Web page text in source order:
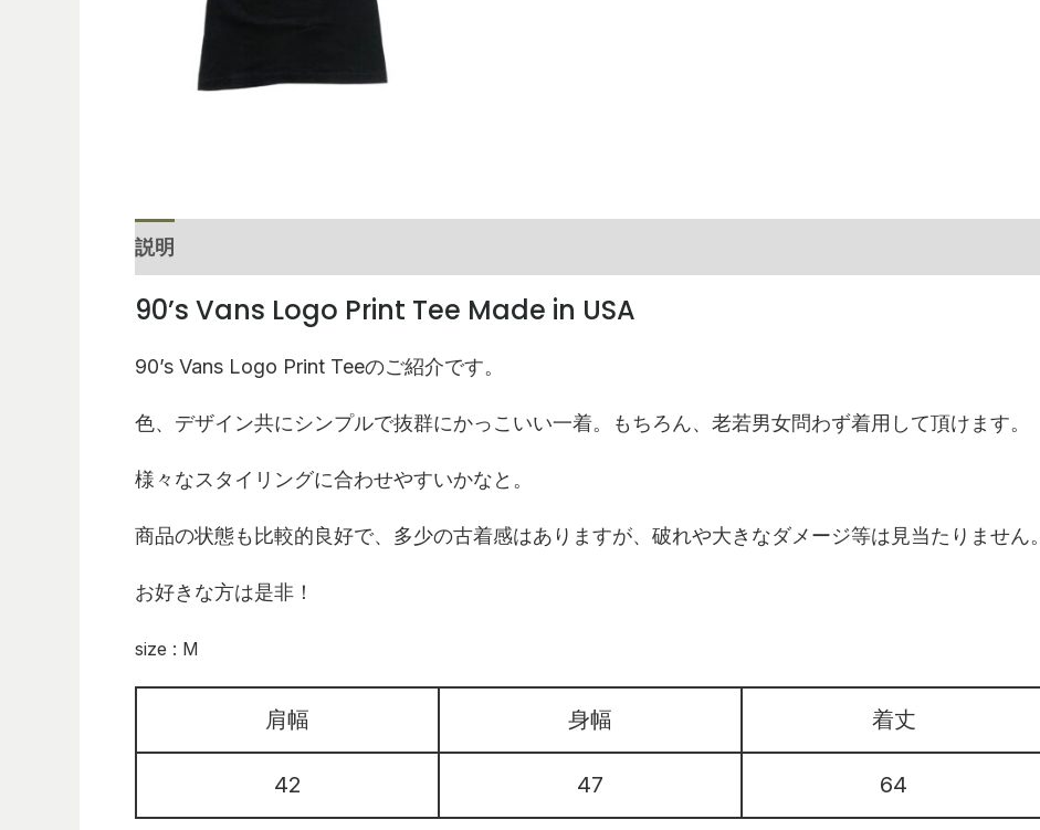
説明
90’s Vans Logo Print Tee Made in USA
90’s Vans Logo Print Teeのご紹介です。
色、デザイン共にシンプルで抜群にかっこいい一着。もちろん、老若男女問わず着用して頂けます。
様々なスタイリングに合わせやすいかなと。
商品の状態も比較的良好で、多少の古着感はありますが、破れや大きなダメージ等は見当たりません。
お好きな方は是非！
size : M
肩幅 身幅 着丈
42 47 64